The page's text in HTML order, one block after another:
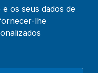
os seus dados de
lhe